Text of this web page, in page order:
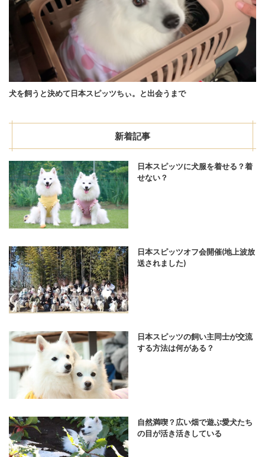
犬を飼うと決めて日本スピッツちぃ。と出会うまで
新着記事
日本スピッツに犬服を着せる？着
せない？
日本スピッツオフ会開催(地上波放
送されました)
日本スピッツの飼い主同士が交流
する方法は何がある？
自然満喫？広い畑で遊ぶ愛犬たち
の目が活き活きしている